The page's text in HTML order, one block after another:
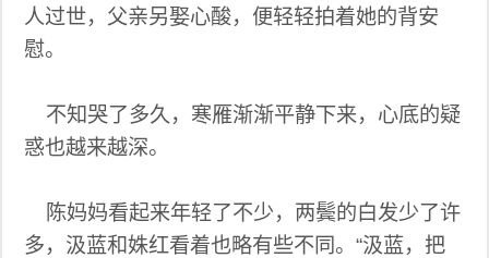
人过世，父亲另娶心酸，便轻轻拍着她的背安
慰。
不知哭了多久，寒雁渐渐平静下来，心底的疑
惑也越来越深。
陈妈妈看起来年轻了不少，两鬓的白发少了许
多，汲蓝和姝红看着也略有些不同。“汲蓝，把